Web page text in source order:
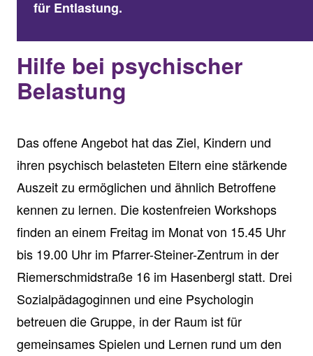
für Entlastung.
Hilfe bei psychischer
Belastung
Das offene Angebot hat das Ziel, Kindern und
ihren psychisch belasteten Eltern eine stärkende
Auszeit zu ermöglichen und ähnlich Betroffene
kennen zu lernen. Die kostenfreien Workshops
finden an einem Freitag im Monat von 15.45 Uhr
bis 19.00 Uhr im Pfarrer-Steiner-Zentrum in der
Riemerschmidstraße 16 im Hasenbergl statt. Drei
Sozialpädagoginnen und eine Psychologin
betreuen die Gruppe, in der Raum ist für
gemeinsames Spielen und Lernen rund um den